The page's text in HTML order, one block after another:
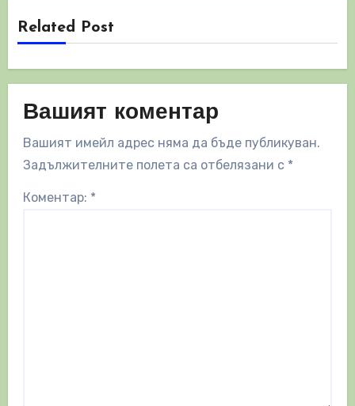
Related Post
Вашият коментар
Вашият имейл адрес няма да бъде публикуван.
Задължителните полета са отбелязани с *
Коментар: *